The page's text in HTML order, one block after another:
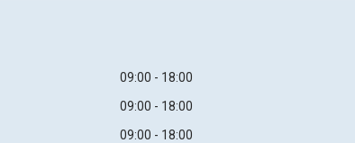
09:00
18:00
09:00
18:00
09:00
18:00